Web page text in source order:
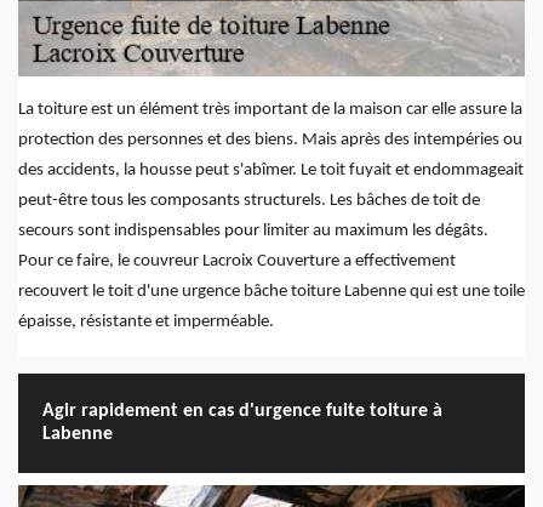
La toiture est un élément très important de la maison car elle assure la
protection des personnes et des biens. Mais après des intempéries ou
des accidents, la housse peut s'abîmer. Le toit fuyait et endommageait
peut-être tous les composants structurels. Les bâches de toit de
secours sont indispensables pour limiter au maximum les dégâts.
Pour ce faire, le couvreur Lacroix Couverture a effectivement
recouvert le toit d'une urgence bâche toiture Labenne qui est une toile
épaisse, résistante et imperméable.
Agir rapidement en cas d'urgence fuite toiture à
Labenne